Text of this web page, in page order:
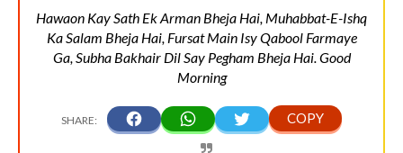
Hawaon Kay Sath Ek Arman Bheja Hai, Muhabbat-E-Ishq
Ka Salam Bheja Hai, Fursat Main Isy Qabool Farmaye
Ga, Subha Bakhair Dil Say Pegham Bheja Hai. Good
Morning